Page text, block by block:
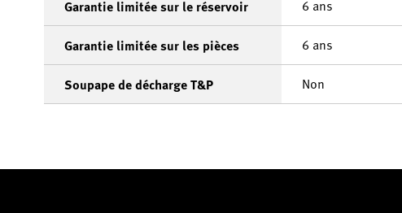
Garantie limitée sur le réservoir 6 ans
Garantie limitée sur les pièces 6 ans
Soupape de décharge T&P Non